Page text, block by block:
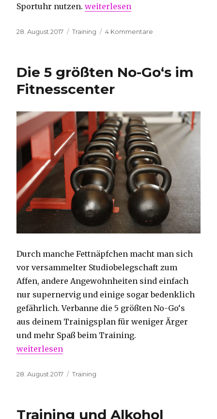
Sportuhr nutzen.„5 Tipps für die schnelle
weiterlesen
Veröffentlicht
28. August 2017 Kategorien
Training 4 Kommentare
die
Die 5 größten No-Go‘s im
Fitnesscenter
Durch manche Fettnäpfchen macht man sich
vor versammelter Studiobelegschaft zum
Affen, andere Angewohnheiten sind einfach
nur supernervig und einige sogar bedenklich
gefährlich. Verbanne die 5 größten No-Go‘s
aus deinem Trainigsplan für weniger Ärger
und mehr Spaß beim Training.
„Die 5 größten No-Go‘s im Fitnesscenter“
weiterlesen
Veröffentlicht
28. August 2017 Kategorien
Training
Training und Alkohol